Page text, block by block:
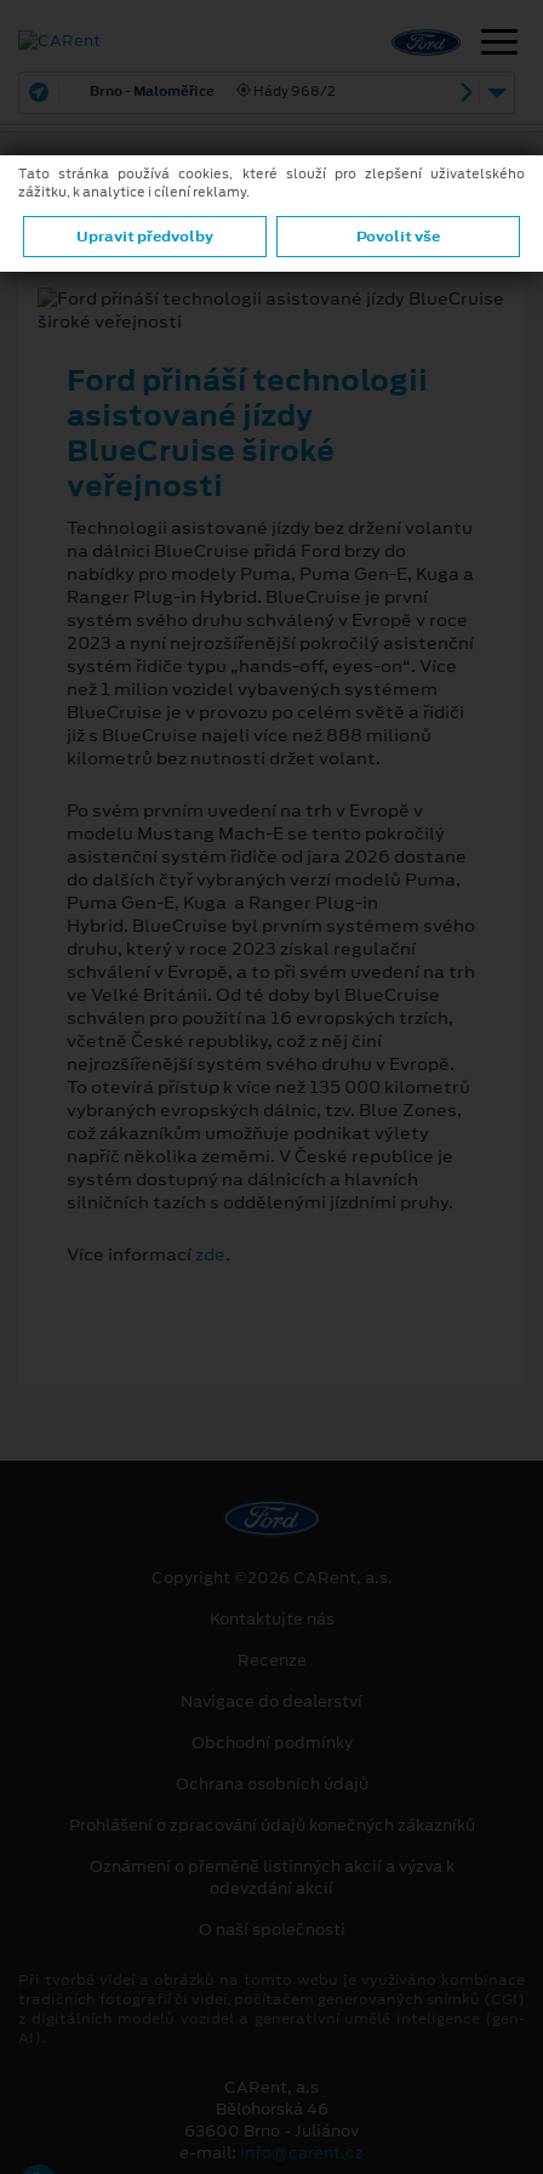
Brno - Maloměřice Hády 968/2
19. 11. 2025
Ford přináší technologii
asistované jízdy
BlueCruise široké
veřejnosti
Technologii asistované jízdy bez držení volantu
na dálnici BlueCruise přidá Ford brzy do
nabídky pro modely Puma, Puma Gen-E, Kuga a
Ranger Plug-in Hybrid. BlueCruise je první
systém svého druhu schválený v Evropě v roce
2023 a nyní nejrozšířenější pokročilý asistenční
systém řidiče typu „hands-off, eyes-on“. Více
než 1 milion vozidel vybavených systémem
BlueCruise je v provozu po celém světě a řidiči
již s BlueCruise najeli více než 888 milionů
kilometrů bez nutnosti držet volant.
Po svém prvním uvedení na trh v Evropě v
modelu Mustang Mach-E se tento pokročilý
asistenční systém řidiče od jara 2026 dostane
do dalších čtyř vybraných verzí modelů Puma,
Puma Gen-E, Kuga a Ranger Plug-in
Hybrid. BlueCruise byl prvním systémem svého
druhu, který v roce 2023 získal regulační
schválení v Evropě, a to při svém uvedení na trh
ve Velké Británii. Od té doby byl BlueCruise
schválen pro použití na 16 evropských trzích,
včetně České republiky, což z něj činí
nejrozšířenější systém svého druhu v Evropě.
To otevírá přístup k více než 135 000 kilometrů
vybraných evropských dálnic, tzv. Blue Zones,
což zákazníkům umožňuje podnikat výlety
napříč několika zeměmi. V České republice je
systém dostupný na dálnicích a hlavních
silničních tazích s oddělenými jízdními pruhy.
Více informací zde.
Copyright ©2026 CARent, a.s.
Kontaktujte nás
Recenze
Navigace do dealerství
Obchodní podmínky
Ochrana osobních údajů
Prohlášení o zpracování údajů konečných zákazníků
Oznámení o přeměně listinných akcií a výzva k
odevzdání akcií
O naší společnosti
CARent, a.s
Bělohorská 46
63600 Brno - Juliánov
e-mail: info@carent.cz
Tato stránka používá cookies, které slouží pro zlepšení uživatelského
zážitku, k analytice i cílení reklamy.
Upravit předvolby Povolit vše